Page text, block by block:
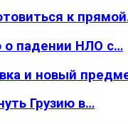
к
о падении НЛО с…
и новый
Грузию в…